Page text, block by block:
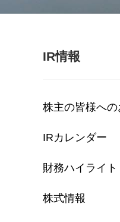
IR情報
株主の皆様へ
IRカレンダー
財務ハイライト
株式情報